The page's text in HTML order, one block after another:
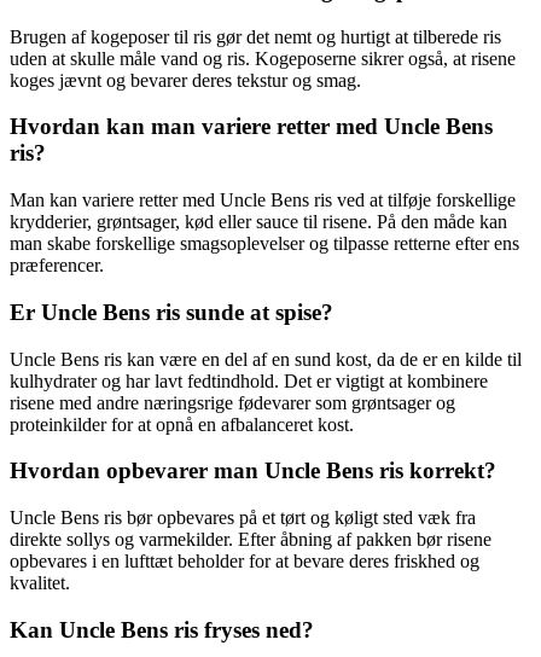
Brugen af kogeposer til ris gør det nemt og hurtigt at tilberede ris
uden at skulle måle vand og ris. Kogeposerne sikrer også, at risene
koges jævnt og bevarer deres tekstur og smag.
Hvordan kan man variere retter med Uncle Bens
ris?
Man kan variere retter med Uncle Bens ris ved at tilføje forskellige
krydderier, grøntsager, kød eller sauce til risene. På den måde kan
man skabe forskellige smagsoplevelser og tilpasse retterne efter ens
præferencer.
Er Uncle Bens ris sunde at spise?
Uncle Bens ris kan være en del af en sund kost, da de er en kilde til
kulhydrater og har lavt fedtindhold. Det er vigtigt at kombinere
risene med andre næringsrige fødevarer som grøntsager og
proteinkilder for at opnå en afbalanceret kost.
Hvordan opbevarer man Uncle Bens ris korrekt?
Uncle Bens ris bør opbevares på et tørt og køligt sted væk fra
direkte sollys og varmekilder. Efter åbning af pakken bør risene
opbevares i en lufttæt beholder for at bevare deres friskhed og
kvalitet.
Kan Uncle Bens ris fryses ned?